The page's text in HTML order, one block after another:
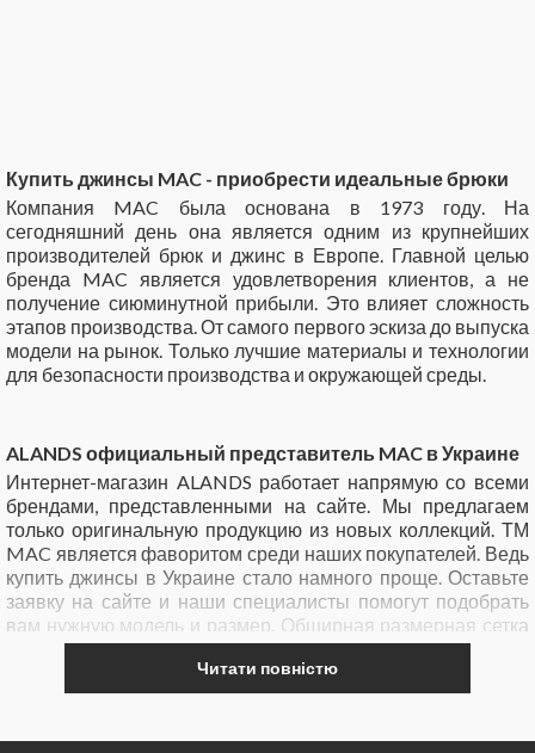
Купить джинсы MAC - приобрести идеальные брюки
Компания MAC была основана в 1973 году. На
сегодняшний день она является одним из крупнейших
производителей брюк и джинс в Европе. Главной целью
бренда MAC является удовлетворения клиентов, а не
получение сиюминутной прибыли. Это влияет сложность
этапов производства. От самого первого эскиза до выпуска
модели на рынок. Только лучшие материалы и технологии
для безопасности производства и окружающей среды.
ALANDS официальный представитель MAC в Украине
Интернет-магазин ALANDS работает напрямую со всеми
брендами, представленными на сайте. Мы предлагаем
только оригинальную продукцию из новых коллекций. ТМ
MAC является фаворитом среди наших покупателей. Ведь
купить джинсы в Украине стало намного проще. Оставьте
заявку на сайте и наши специалисты помогут подобрать
вам нужную модель и размер. Обширная размерная сетка
позволяет предложить джинсы и брюки каждой даме.
почтовыми службами по выбору клиента. Мы отправляем
Читати повністю